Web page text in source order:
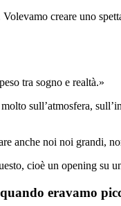
creare uno
tra sogno e realtà.»
sull’atmosfera,
anche noi noi grandi,
cioè un opening su
eravamo